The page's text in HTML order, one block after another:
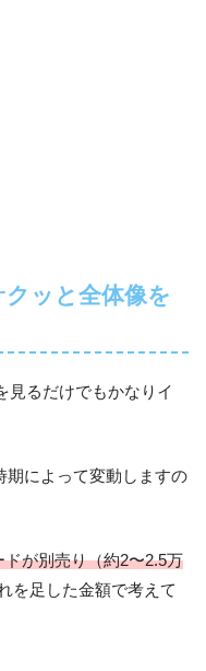
ッと全体像を
見るだけでもかなりイ
期によって変動しますの
ドが別売り（約2〜2.5万
を足した金額で考えて